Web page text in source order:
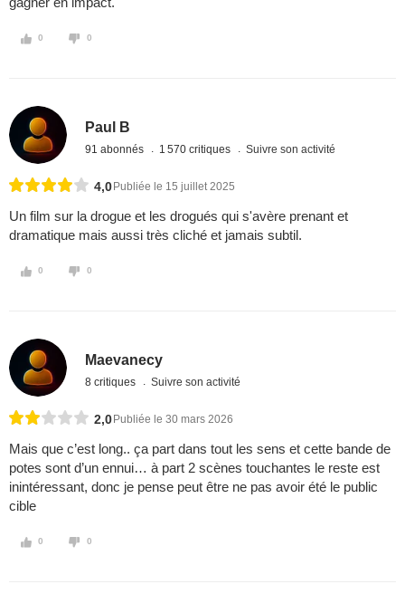
0 0
Paul B
91 abonnés 1 570 critiques Suivre son activité
4,0 Publiée le 15 juillet 2025
Un film sur la drogue et les drogués qui s'avère prenant et
dramatique mais aussi très cliché et jamais subtil.
0 0
Maevanecy
8 critiques Suivre son activité
2,0 Publiée le 30 mars 2026
Mais que c’est long.. ça part dans tout les sens et cette bande de
potes sont d’un ennui… à part 2 scènes touchantes le reste est
inintéressant, donc je pense peut être ne pas avoir été le public
cible
0 0